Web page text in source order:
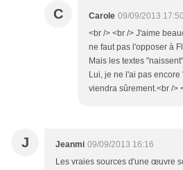
C Carole 09/09/2013 17:50
<br /> <br /> J'aime
ne faut pas l'opposer à
Mais les textes
Lui, je ne l'ai pas
viendra sûrement.<br />
J Jeanmi 09/09/2013 16:16
Les vraies sources d'une œuvre